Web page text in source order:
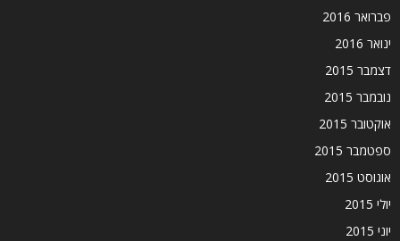
פברואר 2016
ינואר 2016
דצמבר 2015
נובמבר 2015
אוקטובר 2015
ספטמבר 2015
אוגוסט 2015
יולי 2015
יוני 2015